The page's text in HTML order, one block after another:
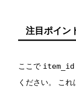
注目ポイン
ここで
ください。 こ